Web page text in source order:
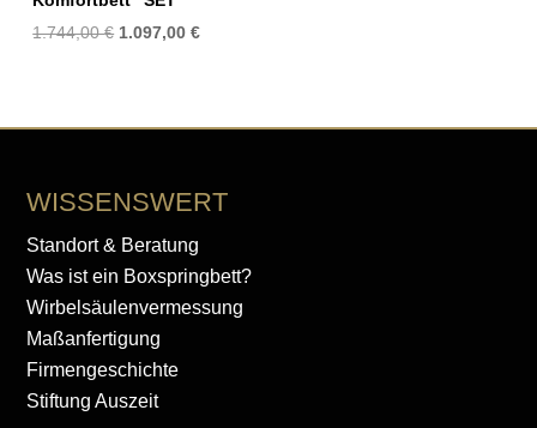
1.744,00€ Ursprünglicher
1.744,00 €
1.097,00€Aktueller
1.097,00 €.
WISSENSWERT
Standort & Beratung
Was ist ein Boxspringbett?
Wirbelsäulenvermessung
Maßanfertigung
Firmengeschichte
Stiftung Auszeit